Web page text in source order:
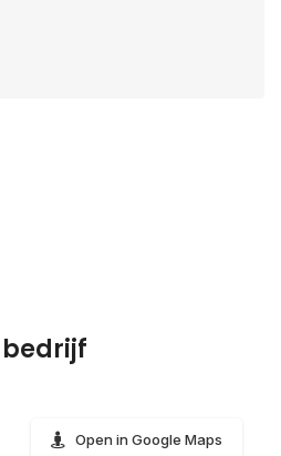
bedrijf
Open in Google Maps